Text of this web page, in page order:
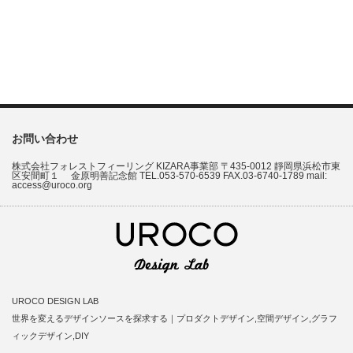
お問い合わせ
株式会社フォレストフィーリング KIZARA事業部 〒435-0012 靜岡県浜松市東
区安間町１ 金原明善記念館 TEL.053-570-6539 FAX.03-6740-1789 mail:
access@uroco.org
UROCO DESIGN LAB
世界を変えるデザインソースを探求する｜プロダクトデザイン,空間デザイン,グラフ
ィックデザイン,DIY